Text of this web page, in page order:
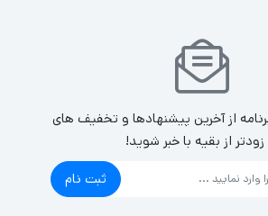
از آخرین پیشنهادها و تخفیف های
زودتر از بقیه با خبر شوید!
ثبت نام